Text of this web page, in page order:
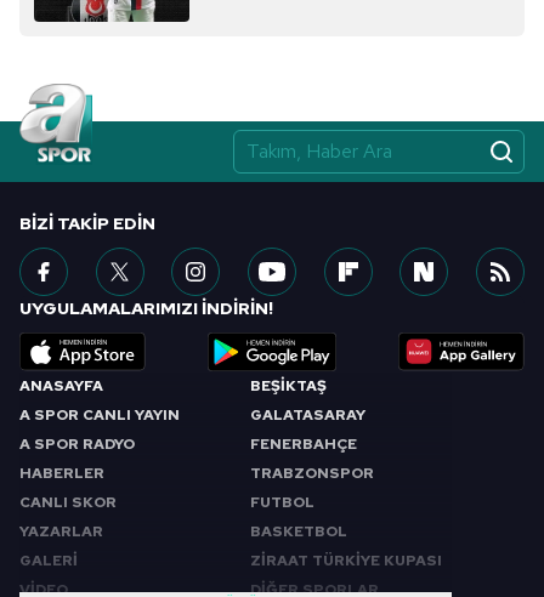
ANASAYFA
A SPOR CANLI YAYIN
A SPOR RADYO
HABERLER
CANLI SKOR
YAZARLAR
GALERİ
VİDEO
BEŞİKTAŞ
GALATASARAY
FENERBAHÇE
TRABZONSPOR
FUTBOL
BASKETBOL
ZİRAAT TÜRKİYE KUPASI
DİĞER SPORLAR
BIZI TAKIP EDIN
UYGULAMALARIMIZI İNDİRİN!